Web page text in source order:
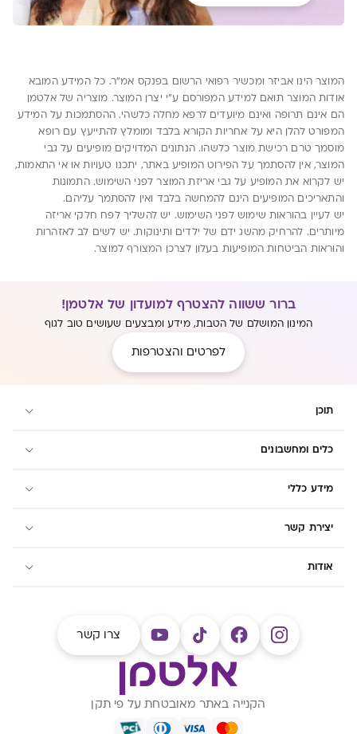
המוצר הינו אביזר ומכשיר רפואי הרשום בפנקס אמ"ר. כל המידע המובא
אודות המוצר תואם למידע המפורסם ע"י יצרן המוצר. מוצריה של אלטמן
הם אינם תרופה ואינם מיועדים לרפא מחלה כלשהי. ההסתמכות על המידע
המפורט להלן היא על אחריות הקורא בלבד ומומלץ להתייעץ עם רופא
מוסמך טרם רכישת מוצר כלשהו. הנתונים המדויקים מופיעים על גבי
המוצר, אין להסתמך על הפירוט המופיע באתר, יתכנו טעויות או אי התאמות,
יש לקרוא את המופיע על גבי אריזת המוצר לפני השימוש. התמונות
והתאריכים המופיעים הינם להמחשה בלבד ואין להסתמך עליהם.
יש לעיין בהוראות שימוש לפני השימוש. יש להשליך לפח חלקי אריזה
מיותרים. להרחיק מהשג ידם של ילדים ותינוקות. יש לשים לב לאזהרות
והוראות הביטחות המופיעות בעלון לצרכן המצורף למוצר.
ברור ששווה להצטרף למועדון של אלטמן!
המינון המושלם של הטבות, מידע ומבצעים שעושים טוב לגוף
לפרטים והצטרפות
תוכן
כלים ומחשבונים
מידע כללי
יצירת קשר
אודות
צרו קשר
הקנייה באתר מאובטחת על פי תקן